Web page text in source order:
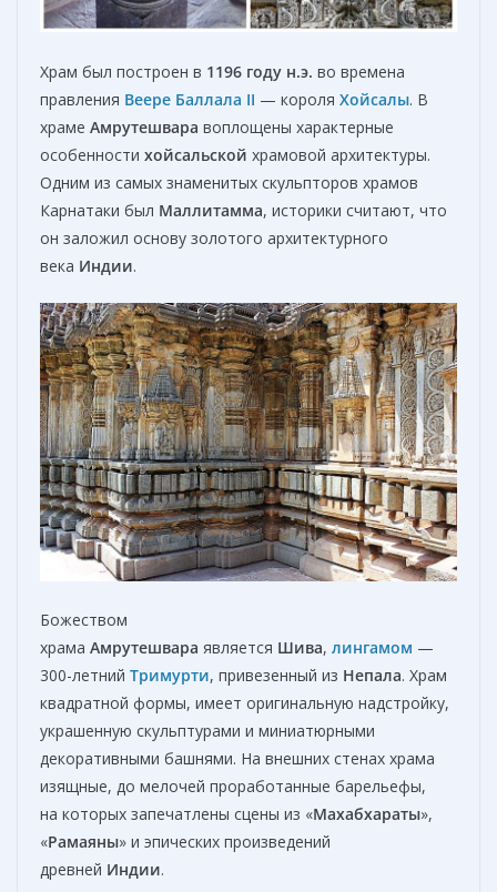
Храм был построен в 1196 году н.э. во времена
правления Веере Баллала II — короля Хойсалы. В
храме Амрутешвара воплощены характерные
особенности хойсальской храмовой архитектуры.
Одним из самых знаменитых скульпторов храмов
Карнатаки был Маллитамма, историки считают, что
он заложил основу золотого архитектурного
века Индии.
Божеством
храма Амрутешвара является Шива, лингамом —
300-летний Тримурти, привезенный из Непала. Храм
квадратной формы, имеет оригинальную надстройку,
украшенную скульптурами и миниатюрными
декоративными башнями. На внешних стенах храма
изящные, до мелочей проработанные барельефы,
на которых запечатлены сцены из «Махабхараты»,
«Рамаяны» и эпических произведений
древней Индии.